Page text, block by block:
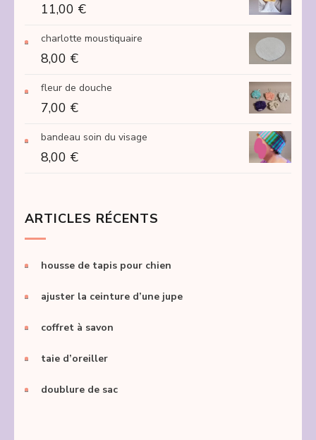
11,00 €
charlotte moustiquaire
8,00 €
fleur de douche
7,00 €
bandeau soin du visage
8,00 €
ARTICLES RÉCENTS
housse de tapis pour chien
ajuster la ceinture d’une jupe
coffret à savon
taie d’oreiller
doublure de sac